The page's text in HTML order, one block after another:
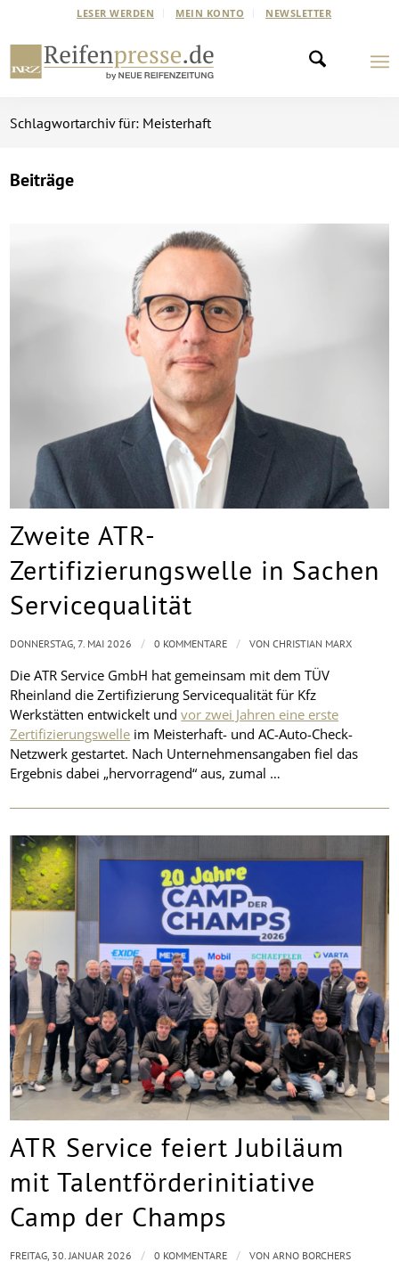
LESER WERDEN MEIN KONTO NEWSLETTER
Schlagwortarchiv für: Meisterhaft
Beiträge
Zweite ATR-
Zertifizierungswelle in Sachen
Servicequalität
Die ATR Service GmbH hat gemeinsam mit dem TÜV
Rheinland die Zertifizierung Servicequalität für Kfz
Werkstätten entwickelt undvor zwei Jahren eine erste
Zertifizierungswelle im Meisterhaft- und AC-Auto-Check-
Netzwerk gestartet. Nach Unternehmensangaben fiel das
Ergebnis dabei „hervorragend“ aus, zumal …
DONNERSTAG, 7. MAI 2026 / 0 KOMMENTARE / VONCHRISTIAN MARX
ATR Service feiert Jubiläum
mit Talentförderinitiative
Camp der Champs
FREITAG, 30. JANUAR 2026 / 0 KOMMENTARE / VONARNO BORCHERS